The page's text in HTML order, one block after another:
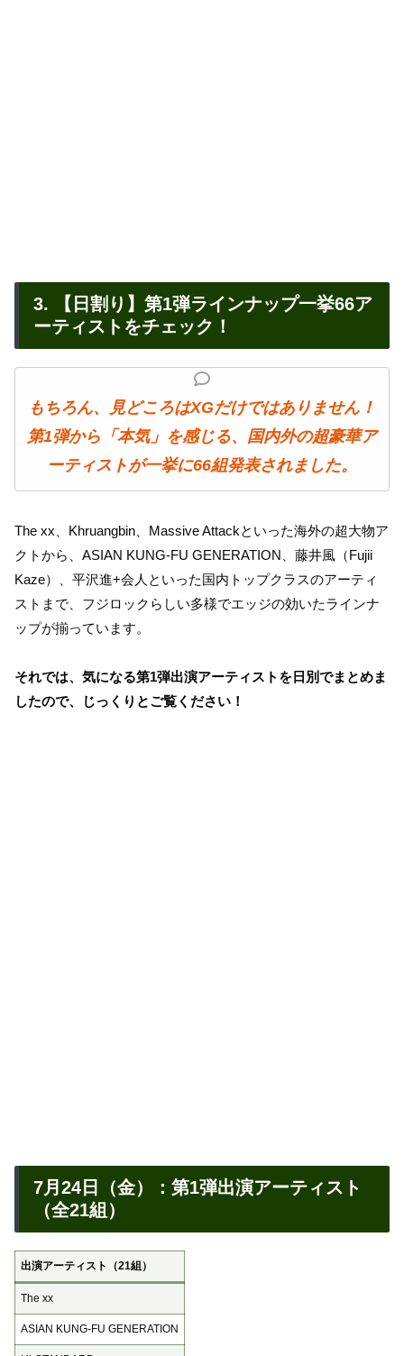
3. 【日割り】第1弾ラインナップ一挙66ア
ーティストをチェック！
もちろん、見どころはXGだけではありません！
第1弾から「本気」を感じる、国内外の超豪華ア
ーティストが一挙に66組発表されました。
The xx、Khruangbin、Massive Attackといった海外の超大物ア
クトから、ASIAN KUNG-FU GENERATION、藤井風（Fujii
Kaze）、平沢進+会人といった国内トップクラスのアーティ
ストまで、フジロックらしい多様でエッジの効いたラインナ
ップが揃っています。
それでは、気になる第1弾出演アーティストを日別でまとめま
したので、じっくりとご覧ください！
7月24日（金）：第1弾出演アーティスト
（全21組）
出演アーティスト（21組）
The xx
ASIAN KUNG-FU GENERATION